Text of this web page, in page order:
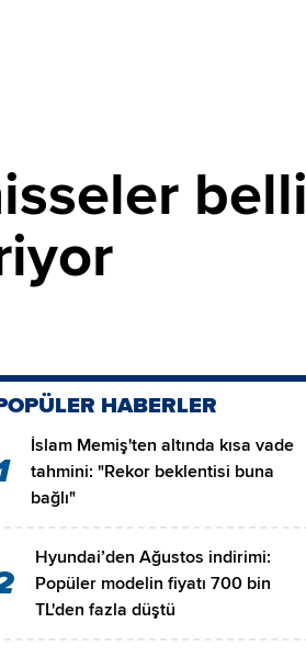
belli
HABERLER
İslam Memiş'ten altında kısa vade
tahmini: "Rekor beklentisi buna
bağlı"
Hyundai’den Ağustos indirimi:
Popüler modelin fiyatı 700 bin
TL'den fazla düştü